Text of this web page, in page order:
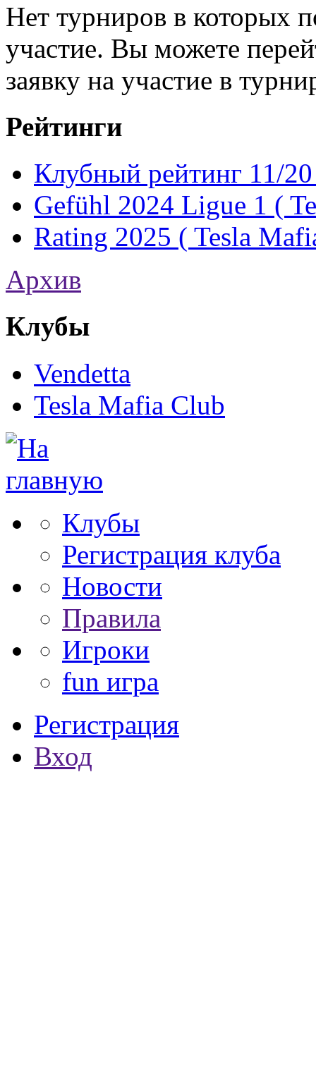
Нет турниров в которых
участие. Вы можете
заявку на участие в
Рейтинги
Клубный рейтинг 11/
Gefühl 2024 Ligue 1 (
Rating 2025 ( Tesla
Архив
Клубы
Vendetta
Tesla Mafia Club
Клубы
Регистрация клуба
Новости
Правила
Игроки
fun игра
Регистрация
Вход